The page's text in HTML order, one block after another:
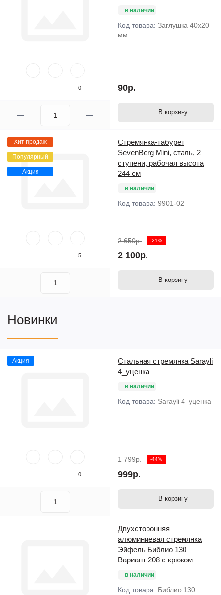
0
в наличии
Код товара: Заглушка 40х20
мм.
90р.
В корзину
Хит продаж
Популярный
Акция
5
Стремянка-табурет
SevenBerg Mini, сталь, 2
ступени, рабочая высота
244 см
в наличии
Код товара: 9901-02
2 650р. -21%
2 100р.
В корзину
Новинки
Акция
0
Стальная стремянка Sarayli
4_уценка
в наличии
Код товара: Sarayli 4_уценка
1 799р. -44%
999р.
В корзину
Двухсторонняя
алюминиевая стремянка
Эйфель Библио 130
Вариант 208 с крюком
в наличии
Код товара: Библио 130